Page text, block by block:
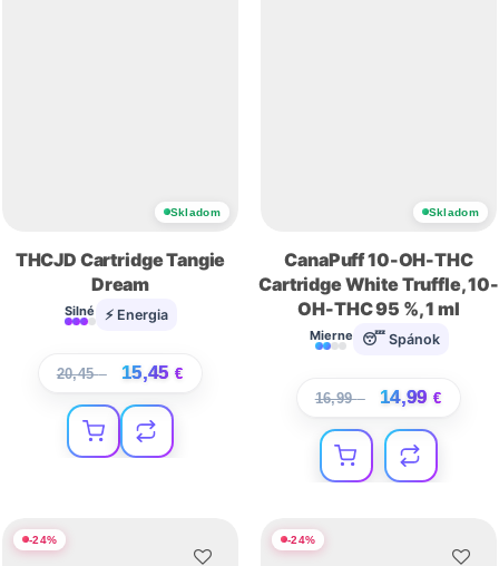
Skladom
THCJD Cartridge Tangie
Dream
Silné ⚡ Energia
20,45€ 15,45 €
Skladom
CanaPuff 10-OH-THC
Cartridge White Truffle, 10-
OH-THC 95 %, 1 ml
Mierne 😴 Spánok
16,99€ 14,99 €
-24% -24%